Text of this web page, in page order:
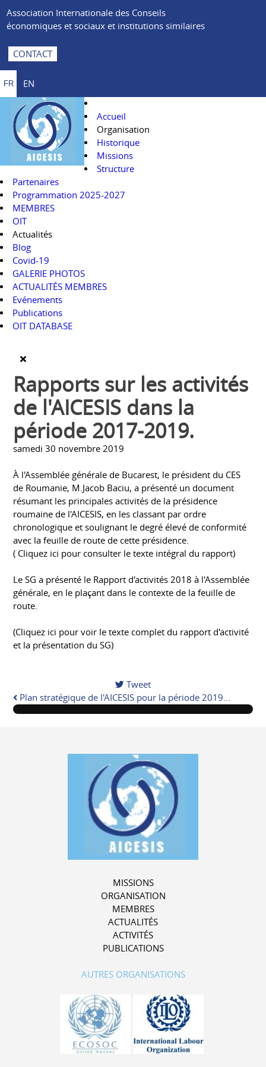
Association Internationale des Conseils
économiques et sociaux et institutions similaires
CONTACT
FR EN
Accueil
Organisation
Historique
Missions
Structure
Partenaires
Programmation 2025-2027
MEMBRES
OIT
Actualités
Blog
Covid-19
GALERIE PHOTOS
ACTUALITÉS MEMBRES
Evénements
Publications
OIT DATABASE
Rapports sur les activités
de l'AICESIS dans la
période 2017-2019.
samedi 30 novembre 2019
À l'Assemblée générale de Bucarest, le président du CES
de Roumanie, M.Jacob Baciu, a présenté un document
résumant les principales activités de la présidence
roumaine de l'AICESIS, en les classant par ordre
chronologique et soulignant le degré élevé de conformité
avec la feuille de route de cette présidence.
( Cliquez ici pour consulter le texte intégral du rapport)
Le SG a présenté le Rapport d'activités 2018 à l'Assemblée
générale, en le plaçant dans le contexte de la feuille de
route.
(Cliquez ici pour voir le texte complet du rapport d'activité
et la présentation du SG)
Tweet
Plan stratégique de l'AICESIS pour la période 2019...
MISSIONS
ORGANISATION
MEMBRES
ACTUALITÉS
ACTIVITÉS
PUBLICATIONS
AUTRES ORGANISATIONS